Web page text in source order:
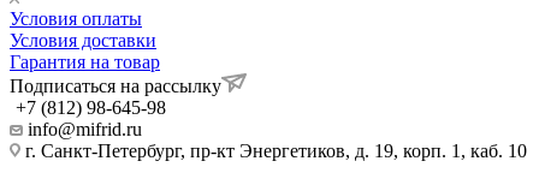
Условия оплаты
Условия доставки
Гарантия на товар
Подписаться на рассылку
+7 (812) 98-645-98
info@mifrid.ru
г. Санкт-Петербург, пр-кт Энергетиков, д. 19, корп. 1, каб. 10